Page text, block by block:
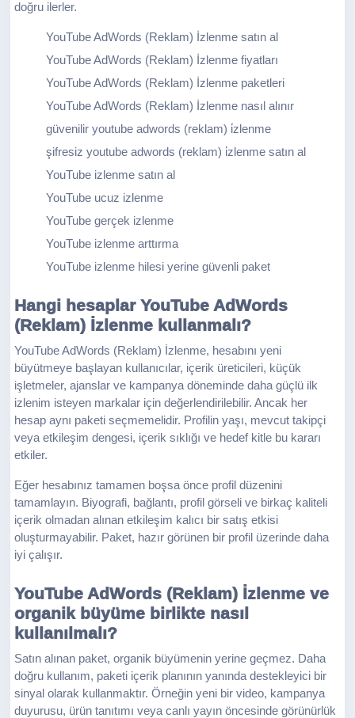
doğru ilerler.
YouTube AdWords (Reklam) İzlenme satın al
YouTube AdWords (Reklam) İzlenme fiyatları
YouTube AdWords (Reklam) İzlenme paketleri
YouTube AdWords (Reklam) İzlenme nasıl alınır
güvenilir youtube adwords (reklam) i̇zlenme
şifresiz youtube adwords (reklam) i̇zlenme satın al
YouTube izlenme satın al
YouTube ucuz izlenme
YouTube gerçek izlenme
YouTube izlenme arttırma
YouTube izlenme hilesi yerine güvenli paket
Hangi hesaplar YouTube AdWords
(Reklam) İzlenme kullanmalı?
YouTube AdWords (Reklam) İzlenme, hesabını yeni
büyütmeye başlayan kullanıcılar, içerik üreticileri, küçük
işletmeler, ajanslar ve kampanya döneminde daha güçlü ilk
izlenim isteyen markalar için değerlendirilebilir. Ancak her
hesap aynı paketi seçmemelidir. Profilin yaşı, mevcut takipçi
veya etkileşim dengesi, içerik sıklığı ve hedef kitle bu kararı
etkiler.
Eğer hesabınız tamamen boşsa önce profil düzenini
tamamlayın. Biyografi, bağlantı, profil görseli ve birkaç kaliteli
içerik olmadan alınan etkileşim kalıcı bir satış etkisi
oluşturmayabilir. Paket, hazır görünen bir profil üzerinde daha
iyi çalışır.
YouTube AdWords (Reklam) İzlenme ve
organik büyüme birlikte nasıl
kullanılmalı?
Satın alınan paket, organik büyümenin yerine geçmez. Daha
doğru kullanım, paketi içerik planının yanında destekleyici bir
sinyal olarak kullanmaktır. Örneğin yeni bir video, kampanya
duyurusu, ürün tanıtımı veya canlı yayın öncesinde görünürlük